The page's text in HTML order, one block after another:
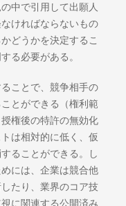
中で引用して出願人
ければならないもの
どうかを決定するこ
る必要がある。
ことで、競争相手の
とができる（権利範
権後の特許の無効化
は相対的に低く、仮
ることができる。し
には、企業は競合他
たり、業界のコア技
に関連する公開済み